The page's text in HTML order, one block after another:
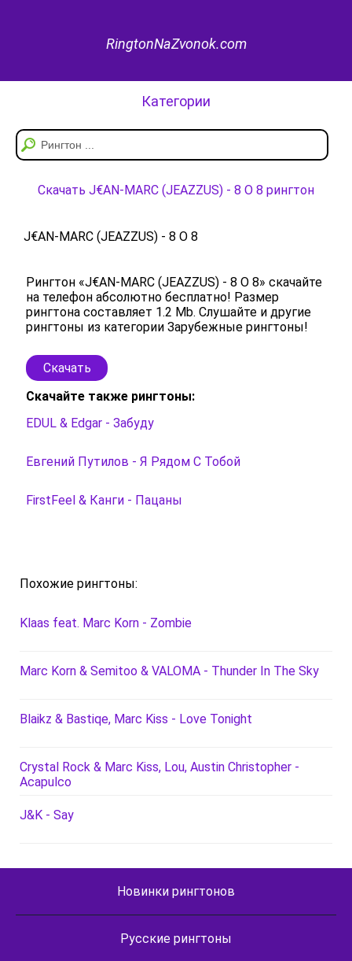
RingtonNaZvonok.com
Категории
Скачать J€AN-MARC (JEAZZUS) - 8 O 8 рингтон
J€AN-MARC (JEAZZUS) - 8 O 8
Рингтон «J€AN-MARC (JEAZZUS) - 8 O 8» скачайте
на телефон абсолютно бесплатно! Размер
рингтона составляет 1.2 Mb. Слушайте и другие
рингтоны из категории Зарубежные рингтоны!
Скачать
Скачайте также рингтоны:
EDUL & Edgar - Забуду
Евгений Путилов - Я Рядом С Тобой
FirstFeel & Канги - Пацаны
Похожие рингтоны:
Klaas feat. Marc Korn - Zombie
Marc Korn & Semitoo & VALOMA - Thunder In The Sky
Blaikz & Bastiqe, Marc Kiss - Love Tonight
Crystal Rock & Marc Kiss, Lou, Austin Christopher -
Acapulco
J&K - Say
Новинки рингтонов
Русские рингтоны